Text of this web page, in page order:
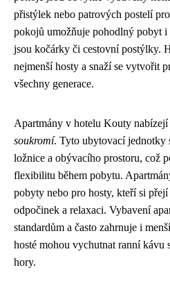
přistýlek nebo patrových postelí
pokojů umožňuje pohodlný pobyt
jsou kočárky či cestovní postýlky.
nejmenší hosty a snaží se vytvořit
všechny generace.
Apartmány v hotelu Kouty nabízejí
soukromí. Tyto ubytovací jednotky
ložnice a obývacího prostoru, což
flexibilitu během pobytu.
pobyty nebo pro hosty, kteří si
odpočinek a relaxaci. Vybavení
standardům a často zahrnuje i
hosté mohou vychutnat ranní kávu
hory.